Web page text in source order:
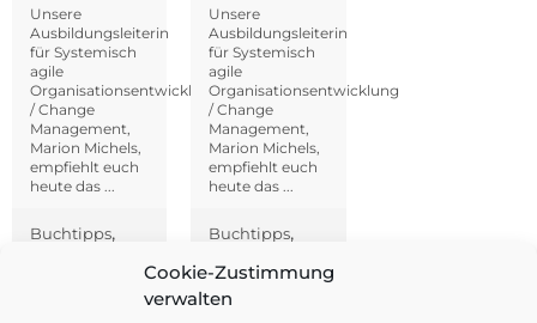
Cookie-Zustimmung
verwalten
Unsere
Ausbildungsleiterin
für Systemisch
agile
Organisationsentwicklung
/ Change
Management,
Marion Michels,
empfiehlt euch
heute das ...
Buchtipps,
Systemisch agile
Organisationsentwicklung
/ Change Management
Unsere
Ausbildungsleiterin
für Systemisch
agile
Organisationsentwicklung
/ Change
Management,
Marion Michels,
empfiehlt euch
heute das ...
Buchtipps,
Systemisch agile
Organisationsentwicklung
/ Change Management